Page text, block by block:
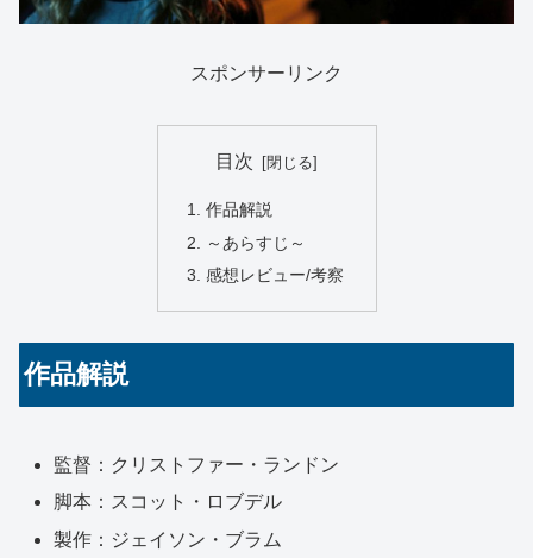
スポンサーリンク
目次
作品解説
～あらすじ～
感想レビュー/考察
作品解説
監督：クリストファー・ランドン
脚本：スコット・ロブデル
製作：ジェイソン・ブラム